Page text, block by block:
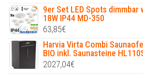
9er Set LED Spots dimmbar
18W IP44 MD-350
63,85€
Harvia Virta Combi
BIO inkl. Saunasteine
2027,04€